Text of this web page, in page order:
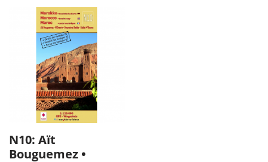
N10: Aït
Bouguemez •